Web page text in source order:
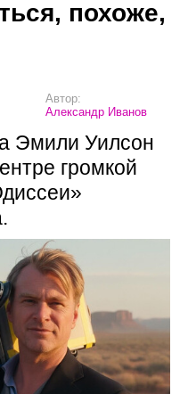
похоже,
Автор:
Александр Иванов
Эмили Уилсон
громкой